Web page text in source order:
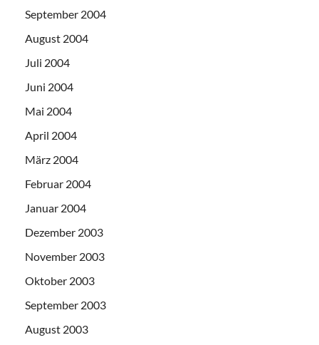
September 2004
August 2004
Juli 2004
Juni 2004
Mai 2004
April 2004
März 2004
Februar 2004
Januar 2004
Dezember 2003
November 2003
Oktober 2003
September 2003
August 2003